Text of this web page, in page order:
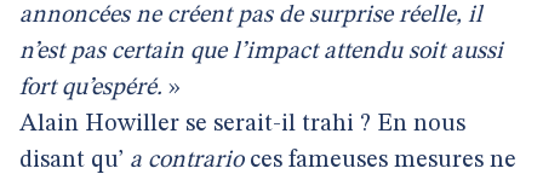
annoncées ne créent pas de surprise réelle, il
n’est pas certain que l’impact attendu soit aussi
fort qu’espéré. »
Alain Howiller se serait-il trahi ? En nous
disant qu’ a contrarioces fameuses mesures ne